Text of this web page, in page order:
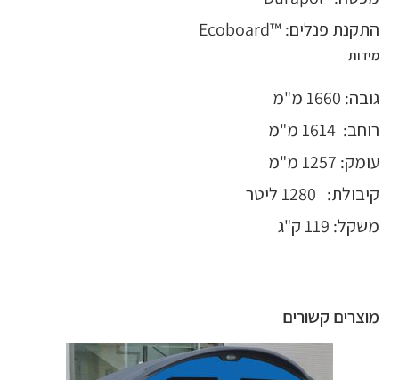
התקנת פנלים: ™Ecoboard
מידות
גובה: 1660 מ"מ
רוחב: 1614 מ"מ
עומק: 1257 מ"מ
קיבולת: 1280 ליטר
משקל: 119 ק"ג
מוצרים קשורים